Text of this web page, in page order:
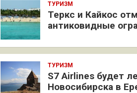
ТУРИЗМ
Теркс и Кайкос
антиковидные
ТУРИЗМ
S7 Airlines будет
Новосибирска в